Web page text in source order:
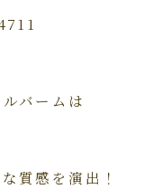
バームは
質感を演出！